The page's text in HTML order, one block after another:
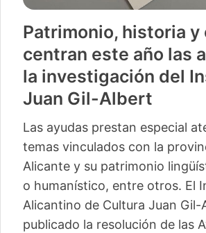
Patrimonio, historia y
centran este año las
la investigación del
Juan Gil-Albert
Las ayudas prestan especial
temas vinculados con la
Alicante y su patrimonio
o humanístico, entre otros. El
Alicantino de Cultura Juan Gil-
publicado la resolución de las